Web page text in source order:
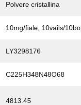
Polvere cristallina
10mg/fiale, 10vails/
LY3298176
C225H348N48O68
4813.45